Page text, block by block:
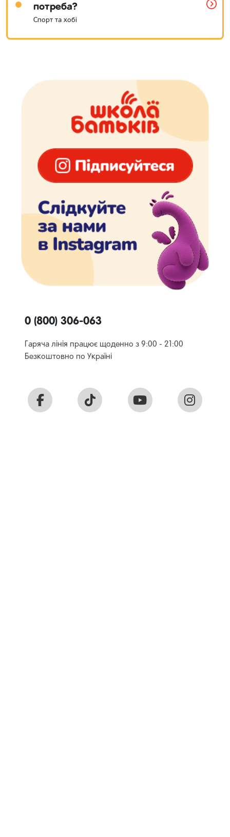
потреба?
Спорт та хобі
0 (800) 306-063
Гаряча лінія працює щоденно з 9:00 - 21:00
Безкоштовно по Україні